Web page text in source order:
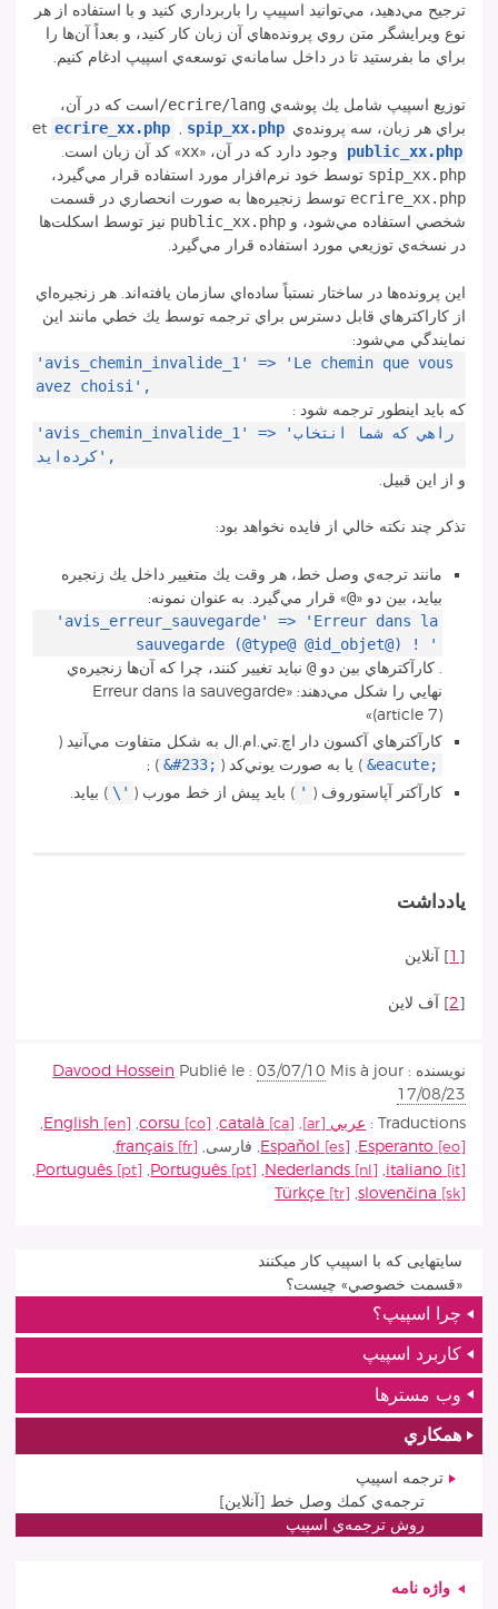
ترجيح مي‌دهيد، مي‌توانيد اسپيپ را باربرداري كنيد و با استفاده از هر
نوع ويرايشگر متن روي پرونده‌هاي آن زبان كار كنيد، و بعداً آن‌ها را
براي ما بفرستيد تا در داخل سامانه‌ي توسعه‌‌ي اسپيپ ادغام كنيم.
توزيع اسپيپ شامل يك پوشه‌ي ecrire/lang/
است كه در آن،
براي هر زبان، سه پرونده‌‌ي spip_xx.php
ecrire_xx.php
et
public_xx.php وجود دارد كه در آن، «xx» كد آن زبان است.
spip_xx.php توسط خود نرم‌افزار مورد استفاده قرار مي‌گيرد،
ecrire_xx.php توسط زنجيره‌ها به صورت انحصاري در قسمت
شخصي استفاده مي‌شود، و public_xx.php نيز توسط اسكلت‌ها
در نسخه‌ي توزيعي مورد استفاده قرار مي‌گيرد.
اين پرونده‌ها در ساختار نستباً ساده‌اي سازمان يافته‌اند. هر زنجيره‌اي
از كاراكترهاي قابل دسترس براي ترجمه توسط يك خطي مانند اين
نمايندگي مي‌شود:
'avis_chemin_invalide_1' => 'Le chemin que vous
avez choisi',
كه بايد اينطور ترجمه شود :
'avis_chemin_invalide_1' => 'راهي كه شما انتخاب
كرده‌ايد',
و از اين قبيل.
تذكر چند نكته خالي از فايده نخواهد بود:
مانند ترجه‌ي وصل خط، هر وقت يك متغيير داخل يك زنجيره
بيايد، بين دو «@» قرار مي‌گيرد. به عنوان نمونه:
'avis_erreur_sauvegarde' => 'Erreur dans la
sauvegarde (@type@ @id_objet@) ! '
. كارآكترهاي بين دو@ نبايد تغيير كنند، چرا كه آن‌ها زنجيره‌ي
نهايي را شكل مي‌دهند: «Erreur dans la sauvegarde
(article 7)»
كارآكتر‌هاي آكسون دار اچ.تي.ام.ال به شكل متفاوت مي‌آنيد (
&eacute; ) يا به صورت يوني‌كد ( &#233;
) ;
كارآكتر آپاستوروف ( ' ) بايد پيش از خط مورب ( \' ) بيايد.
يادداشت
[
1
] آنلاين
[
2
] آف لاين
نويسنده Davood Hossein Publié le :03/07/10 Mis à jour :
17/08/23
Traductions :
عربي català
,
corsu
,
English
Esperanto
Español فارسى français
,
italiano
Nederlands
Português
Português
slovenčina
,
Türkçe
سايتهايی که با اسپيپ کار ميکنند
«قسمت خصوصي» چيست؟
چرا اسپيپ؟
كاربرد اسپيپ
وب مسترها
همكاري
ترجمه اسپيپ
ترجمه‌ي كمك وصل خط [آنلاين]
روش ترجمه‌ي اسپيپ
واژه‌ نامه